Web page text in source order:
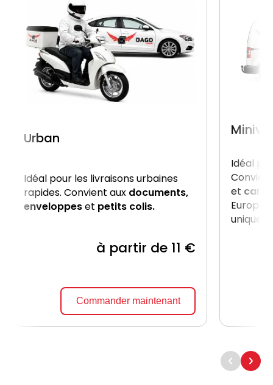
Urban
Idéal pour les livraisons urbaines
rapides. Convient aux documents,
enveloppeset petits colis.
à partir de 11 €
Commander maintenant
Idéal
et
Europe,